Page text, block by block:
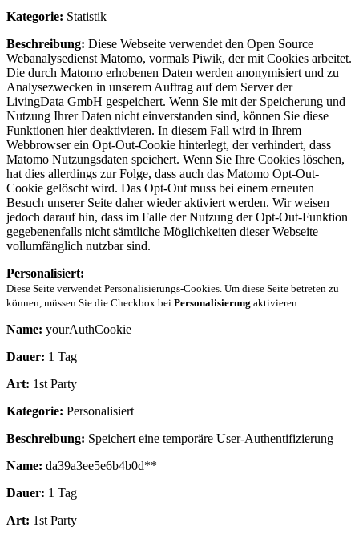
Kategorie: Statistik
Beschreibung: Diese Webseite verwendet den Open Source
Webanalysedienst Matomo, vormals Piwik, der mit Cookies arbeitet.
Die durch Matomo erhobenen Daten werden anonymisiert und zu
Analysezwecken in unserem Auftrag auf dem Server der
LivingData GmbH gespeichert. Wenn Sie mit der Speicherung und
Nutzung Ihrer Daten nicht einverstanden sind, können Sie diese
Funktionen hier deaktivieren. In diesem Fall wird in Ihrem
Webbrowser ein Opt-Out-Cookie hinterlegt, der verhindert, dass
Matomo Nutzungsdaten speichert. Wenn Sie Ihre Cookies löschen,
hat dies allerdings zur Folge, dass auch das Matomo Opt-Out-
Cookie gelöscht wird. Das Opt-Out muss bei einem erneuten
Besuch unserer Seite daher wieder aktiviert werden. Wir weisen
jedoch darauf hin, dass im Falle der Nutzung der Opt-Out-Funktion
gegebenenfalls nicht sämtliche Möglichkeiten dieser Webseite
vollumfänglich nutzbar sind.
Personalisiert:
Diese Seite verwendet Personalisierungs-Cookies. Um diese Seite betreten zu
können, müssen Sie die Checkbox bei Personalisierung aktivieren.
Name: yourAuthCookie
Dauer: 1 Tag
Art: 1st Party
Kategorie: Personalisiert
Beschreibung: Speichert eine temporäre User-Authentifizierung
Name: da39a3ee5e6b4b0d**
Dauer: 1 Tag
Art: 1st Party